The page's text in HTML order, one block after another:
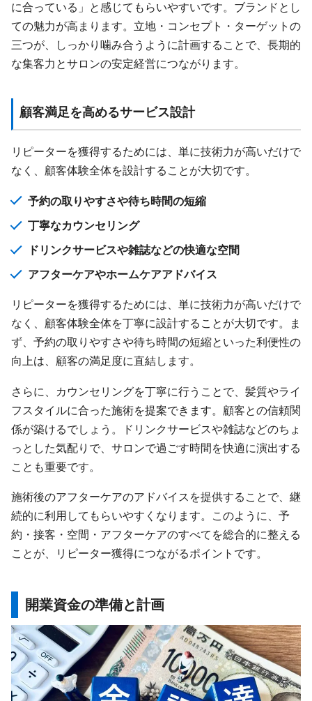
に合っている」と感じてもらいやすいです。ブランドとし
ての魅力が高まります。立地・コンセプト・ターゲットの
三つが、しっかり噛み合うように計画することで、長期的
な集客力とサロンの安定経営につながります。
顧客満足を高めるサービス設計
リピーターを獲得するためには、単に技術力が高いだけで
なく、顧客体験全体を設計することが大切です。
予約の取りやすさや待ち時間の短縮
丁寧なカウンセリング
ドリンクサービスや雑誌などの快適な空間
アフターケアやホームケアアドバイス
リピーターを獲得するためには、単に技術力が高いだけで
なく、顧客体験全体を丁寧に設計することが大切です。ま
ず、予約の取りやすさや待ち時間の短縮といった利便性の
向上は、顧客の満足度に直結します。
さらに、カウンセリングを丁寧に行うことで、髪質やライ
フスタイルに合った施術を提案できます。顧客との信頼関
係が築けるでしょう。ドリンクサービスや雑誌などのちょ
っとした気配りで、サロンで過ごす時間を快適に演出する
ことも重要です。
施術後のアフターケアのアドバイスを提供することで、継
続的に利用してもらいやすくなります。このように、予
約・接客・空間・アフターケアのすべてを総合的に整える
ことが、リピーター獲得につながるポイントです。
開業資金の準備と計画